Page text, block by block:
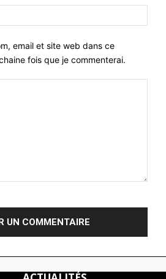
:
email et site web dans ce
fois que je commenterai.